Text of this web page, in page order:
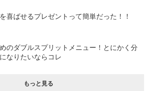
喜ばせるプレゼントって簡単だった！！
のダブルスプリットメニュー！とにかく分
なりたいならコレ
もっと見る